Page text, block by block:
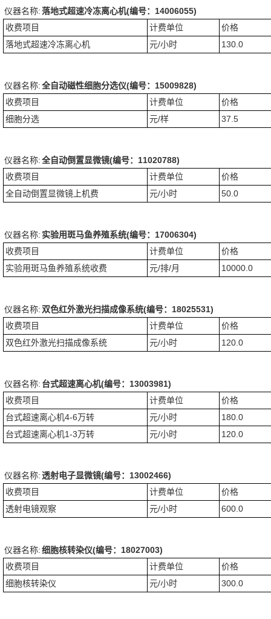
仪器名称:落地式超速冷冻离心机(编号：14006055)
收费项目
计费单位
价格
落地式超速冷冻离心机
元/小时 130.0
仪器名称:全自动磁性细胞分选仪(编号：15009828)
收费项目
计费单位
价格
细胞分选
元/样 37.5
仪器名称:全自动倒置显微镜(编号：11020788)
收费项目
计费单位
价格
全自动倒置显微镜上机费
元/小时 50.0
仪器名称: 实验用斑马鱼养殖系统(编号：17006304)
收费项目
计费单位
价格
实验用斑马鱼养殖系统收费
元/排/月 10000.0
仪器名称: 双色红外激光扫描成像系统(编号：18025531)
收费项目
计费单位
价格
双色红外激光扫描成像系统
元/小时 120.0
仪器名称: 台式超速离心机(编号：13003981)
收费项目
计费单位
价格
台式超速离心机4-6万转
元/小时
180.0
台式超速离心机1-3万转
元/小时 120.0
仪器名称:透射电子显微镜(编号：13002466)
收费项目
计费单位
价格
透射电镜观察
元/小时 600.0
仪器名称:细胞核转染仪(编号：18027003)
收费项目
计费单位
价格
细胞核转染仪
元/小时 300.0